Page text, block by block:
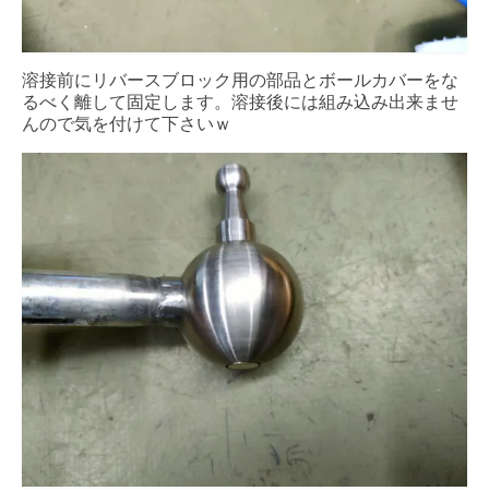
溶接前にリバースブロック用の部品とボールカバーをな
るべく離して固定します。溶接後には組み込み出来ませ
んので気を付けて下さいｗ